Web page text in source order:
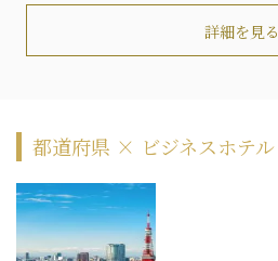
詳細を見る
都道府県 × ビジネスホテル